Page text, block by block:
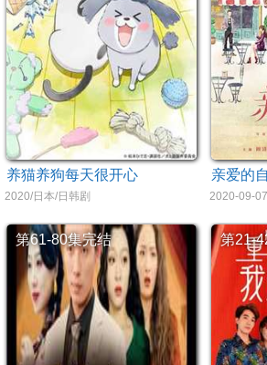
养猫养狗每天很开心
2020/日本/日韩剧
亲爱的
2020-09-
第61-80集完结 第21-